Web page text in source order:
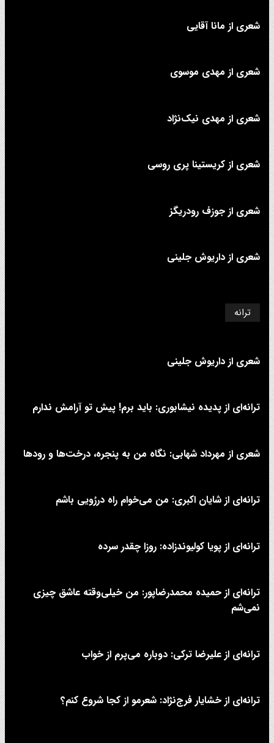
شعری از مانا آقایی
شعری از مهدی موسوی
شعری از مهدی نیک‌نژاد
شعری از کریستینا پری روسی
شعری از جوزف رودریگز
شعری از داریوش جلینی
ترانه
شعری از داریوش جلینی
ترانه‌ای از پدیده نیشابوری: باید برم! پیش تو آرامش ندارم
شعری از مهرداد شهابی: نگاه من به پنجره، درخت‌ها و رودها
ترانه‌ای از شایان اکبری: من می‌خوام راه دررُویی باشم
ترانه‌ای از پویا کولیوندزاده: روزا چقدر سرده
ترانه‌ای از حمیده محمدرضاپور: من خیلی‌وقته عاشق چیزی
نمی‌شم
ترانه‌ای از علیرضا ترکی: دوباره می‌پرم از خواب
ترانه‌ای از خشایار فرج‌نژاد: شعرمو از کجا شروع کنم؟